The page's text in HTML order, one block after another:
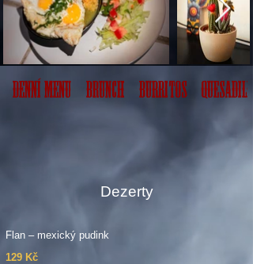
Denní menu Brunch Burritos Quesadillas
Dezerty
Flan – mexický pudink
129 Kč